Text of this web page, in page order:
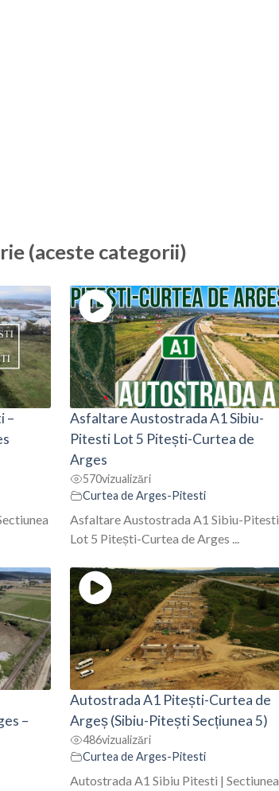
(aceste categorii)
–
Asfaltare Austostrada A1 Sibiu-
Pitesti Lot 5 Pitești-Curtea de
Arges
570vizualizări
Curtea de Arges-Pitesti
Asfaltare Austostrada A1 Sibiu-Pitesti
Lot 5 Pitești-Curtea de Arges ...
–
Autostrada A1 Pitești-Curtea de
Argeș (Sibiu-Pitești Secțiunea 5)
486vizualizări
Curtea de Arges-Pitesti
Autostrada A1 Sibiu Pitesti | Sectiunea